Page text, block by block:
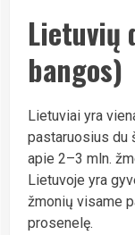
Lietuvių
bangos)
Lietuviai yra
pastaruosius du
apie 2–3 mln.
Lietuvoje yra
žmonių visame
prosenelę.